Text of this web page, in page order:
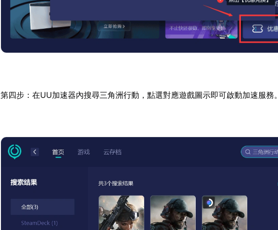
第四步：在UU加速器內搜尋三角洲行動，點選對應遊戲圖示即可啟動加速服務。